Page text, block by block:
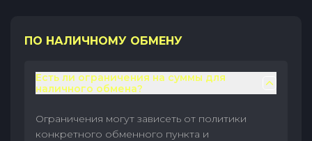
ПО НАЛИЧНОМУ ОБМЕНУ
Есть ли ограничения на суммы для
наличного обмена?
Ограничения могут зависеть от политики
конкретного обменного пункта и